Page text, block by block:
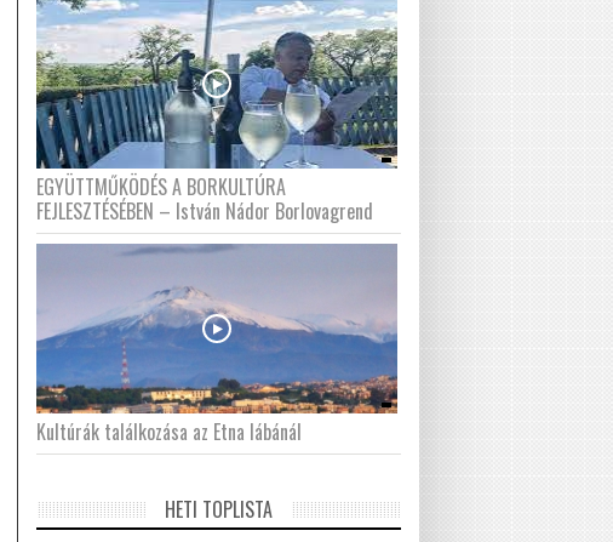
EGYÜTTMŰKÖDÉS A BORKULTÚRA
FEJLESZTÉSÉBEN – István Nádor Borlovagrend
Kultúrák találkozása az Etna lábánál
HETI TOPLISTA